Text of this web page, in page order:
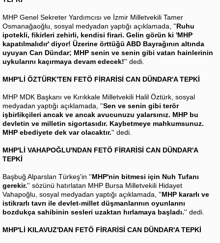
MHP Genel Sekreter Yardımcısı ve İzmir Milletvekili Tamer
Osmanağaoğlu, sosyal medyadan yaptığı açıklamada, ''Ruhu
ipotekli, fikirleri zehirli, kendisi firari. Gelin görün ki 'MHP
kapatılmalıdır' diyor! Üzerine örttüğü ABD Bayrağının altında
uyuyan Can Dündar; MHP senin ve senin gibi vatan hainlerinin
uykularını kaçırmaya devam edecek!'' dedi.
MHP'Lİ ÖZTÜRK'TEN FETÖ FİRARİSİ CAN DÜNDAR'A TEPKİ
MHP MDK Başkanı ve Kırıkkale Milletvekili Halil Öztürk, sosyal
medyadan yaptığı açıklamada, ''Sen ve senin gibi terör
işbirlikçileri ancak ve ancak avucunuzu yalarsınız. MHP bu
devletin ve milletin sigortasıdır. Kaybetmeye mahkumsunuz.
MHP ebediyete dek var olacaktır.'' dedi.
MHP'Lİ VAHAPOĞLU'NDAN FETÖ FİRARİSİ CAN DÜNDAR'A
TEPKİ
Başbuğ Alparslan Türkeş'in ''MHP'nin bitmesi için Nuh Tufanı
gerekir.'' sözünü hatırlatan MHP Bursa Milletvekili Hidayet
Vahapoğlu, sosyal medyadan yaptığı açıklamada, ''MHP kararlı ve
istikrarlı tavrı ile devlet-millet düşmanlarının oyunlarını
bozdukça sahibinin sesleri uzaktan hırlamaya başladı.'' dedi.
MHP'Lİ KILAVUZ'DAN FETÖ FİRARİSİ CAN DÜNDAR'A TEPKİ